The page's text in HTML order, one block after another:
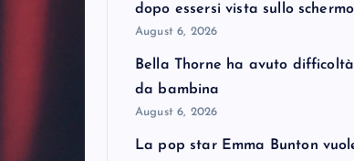
dopo essersi vista sullo schermo
August 6, 2026
Bella Thorne ha avuto
da bambina
August 6, 2026
La pop star Emma Bunton